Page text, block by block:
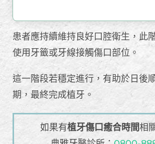
患者應持續維持良好口腔衛生，此
使用牙籤或牙線接觸傷口部位。
這一階段若穩定進行，有助於日後
期，最終完成植牙。
如果有植牙傷口癒合時間相